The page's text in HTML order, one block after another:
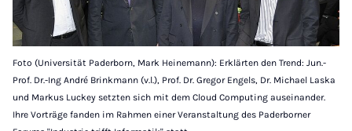
Foto (Universität Paderborn, Mark Heinemann): Erklärten den Trend: Jun.-
Prof. Dr.-Ing André Brinkmann (v.l.), Prof. Dr. Gregor Engels, Dr. Michael Laska
und Markus Luckey setzten sich mit dem Cloud Computing auseinander.
Ihre Vorträge fanden im Rahmen einer Veranstaltung des Paderborner